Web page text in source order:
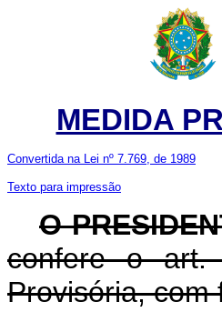
MEDIDA
Convertida na Lei nº 7.769, de 1989
Texto para impressão
O
confere o art.
Provisória, com